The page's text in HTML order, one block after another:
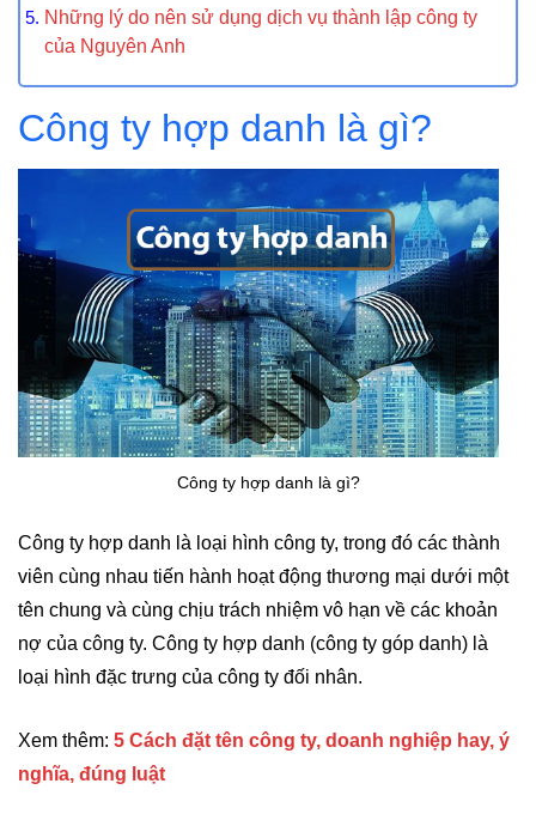
Những lý do nên sử dụng dịch vụ thành lập công ty
của Nguyên Anh
Công ty hợp danh là gì?
Công ty hợp danh là gì?
Công ty hợp danh là loại hình công ty, trong đó các thành
viên cùng nhau tiến hành hoạt động thương mại dưới một
tên chung và cùng chịu trách nhiệm vô hạn về các khoản
nợ của công ty. Công ty hợp danh (công ty góp danh) là
loại hình đặc trưng của công ty đối nhân.
Xem thêm: 5 Cách đặt tên công ty, doanh nghiệp hay, ý
nghĩa, đúng luật